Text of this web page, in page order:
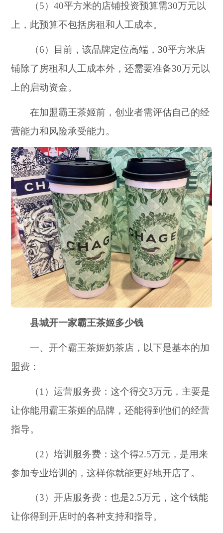
（5）40平方米的店铺投资预算需30万元以
上，此预算不包括房租和人工成本。
（6）目前，该品牌定位高端，30平方米店
铺除了房租和人工成本外，还需要准备30万元以
上的启动资金。
在加盟霸王茶姬前，创业者需评估自己的经
营能力和风险承受能力。
县城开一家霸王茶姬多少钱
一、开个霸王茶姬奶茶店，以下是基本的加
盟费：
（1）运营服务费：这个得交3万元，主要是
让你能用霸王茶姬的品牌，还能得到他们的经营
指导。
（2）培训服务费：这个得2.5万元，是用来
参加专业培训的，这样你就能更好地开店了。
（3）开店服务费：也是2.5万元，这个钱能
让你得到开店时的各种支持和指导。